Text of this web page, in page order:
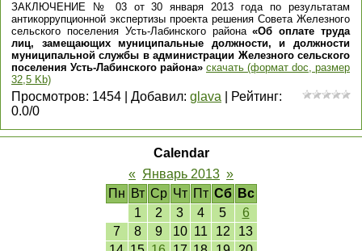
ЗАКЛЮЧЕНИЕ № 03 от 30 января 2013 года по результатам
антикоррупционной экспертизы проекта решения Совета Железного
сельского поселения Усть-Лабинского района«Об оплате труда
лиц, замещающих муниципальные должности, и должности
муниципальной службы в администрации Железного сельского
поселения Усть-Лабинского района» скачать (формат doc, размер
32,5 Kb)
Просмотров: 1454 Добавил: glava Рейтинг:
0.0/0
Calendar
« Январь 2013 »
Пн Вт Ср Чт Пт Сб
Вс
1
2 3 4 5
6
7
8 9 10 11 12
13